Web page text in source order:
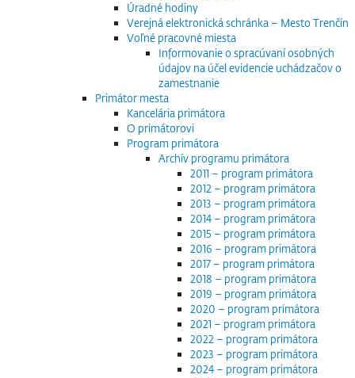
Úradné hodiny
Verejná elektronická schránka – Mesto Trenčín
Voľné pracovné miesta
Informovanie o spracúvaní osobných
údajov na účel evidencie uchádzačov o
zamestnanie
Primátor mesta
Kancelária primátora
O primátorovi
Program primátora
Archív programu primátora
2011 – program primátora
2012 – program primátora
2013 – program primátora
2014 – program primátora
2015 – program primátora
2016 – program primátora
2017 – program primátora
2018 – program primátora
2019 – program primátora
2020 – program primátora
2021 – program primátora
2022 – program primátora
2023 – program primátora
2024 – program primátora